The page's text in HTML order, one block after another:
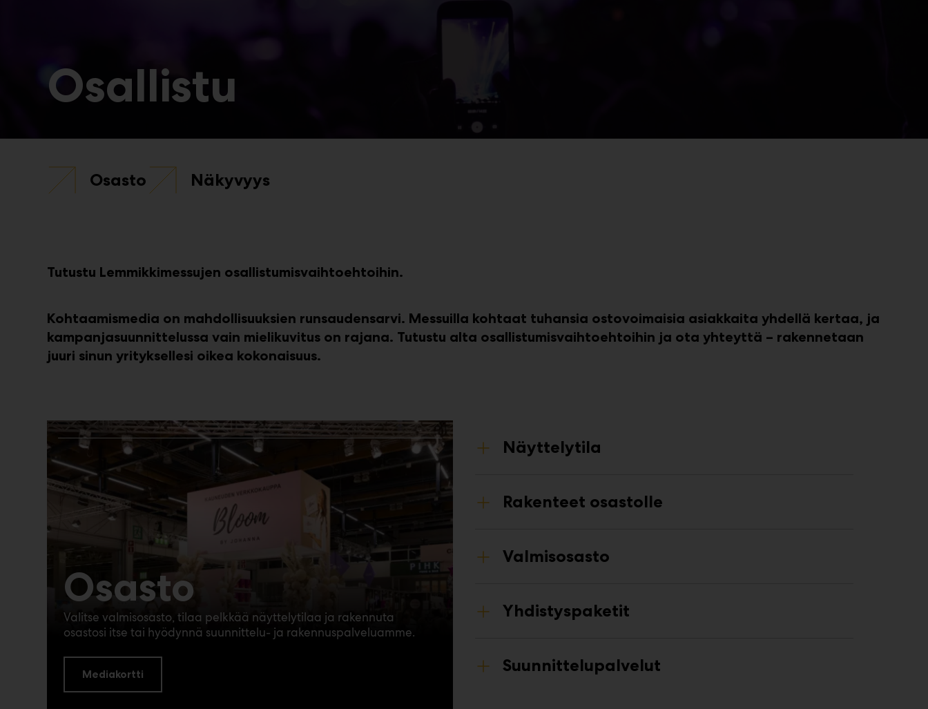
Osallistu
Osasto Näkyvyys
Tutustu Lemmikkimessujen osallistumisvaihtoehtoihin.
Kohtaamismedia on mahdollisuuksien runsaudensarvi. Messuilla kohtaat tuhansia ostovoimaisia asiakkaita yhdellä kertaa, ja
kampanjasuunnittelussa vain mielikuvitus on rajana. Tutustu alta osallistumisvaihtoehtoihin ja ota yhteyttä – rakennetaan
juuri sinun yrityksellesi oikea kokonaisuus.
Osasto
Valitse valmisosasto, tilaa pelkkää näyttelytilaa ja rakennuta
osastosi itse tai hyödynnä suunnittelu- ja rakennuspalveluamme.
Mediakortti
Näyttelytila
Rakenteet osastolle
Valmisosasto
Yhdistyspaketit
Suunnittelupalvelut